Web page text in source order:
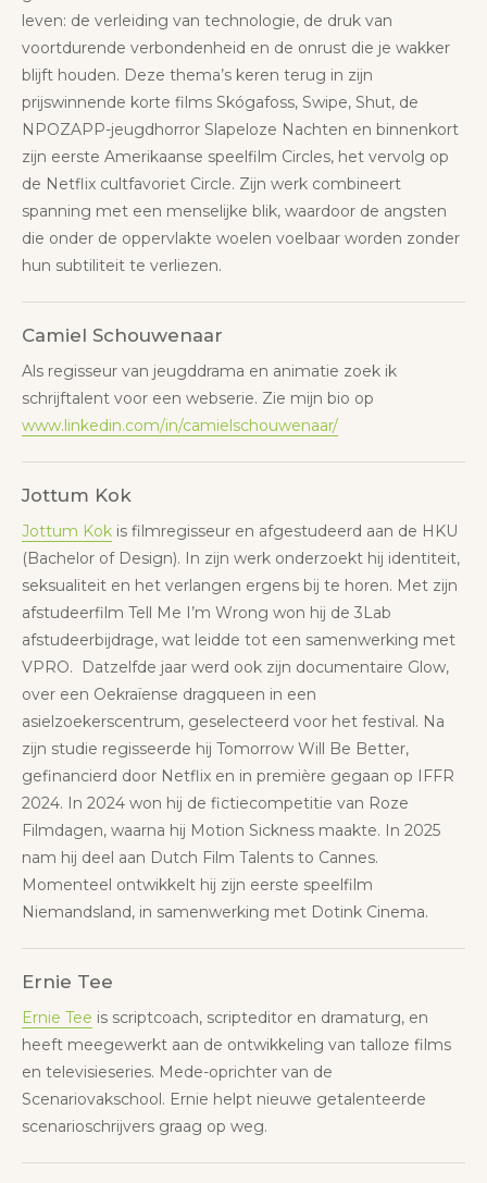
leven: de verleiding van technologie, de druk van
voortdurende verbondenheid en de onrust die je wakker
blijft houden. Deze thema’s keren terug in zijn
prijswinnende korte films Skógafoss, Swipe, Shut, de
NPOZAPP-jeugdhorror Slapeloze Nachten en binnenkort
zijn eerste Amerikaanse speelfilm Circles, het vervolg op
de Netflix cultfavoriet Circle. Zijn werk combineert
spanning met een menselijke blik, waardoor de angsten
die onder de oppervlakte woelen voelbaar worden zonder
hun subtiliteit te verliezen.
Camiel Schouwenaar
Als regisseur van jeugddrama en animatie zoek ik
schrijftalent voor een webserie. Zie mijn bio op
www.linkedin.com/in/camielschouwenaar/
Jottum Kok
Jottum Kok is filmregisseur en afgestudeerd aan de HKU
(Bachelor of Design). In zijn werk onderzoekt hij identiteit,
seksualiteit en het verlangen ergens bij te horen. Met zijn
afstudeerfilm Tell Me I’m Wrong won hij de 3Lab
afstudeerbijdrage, wat leidde tot een samenwerking met
VPRO. Datzelfde jaar werd ook zijn documentaire Glow,
over een Oekraïense dragqueen in een
asielzoekerscentrum, geselecteerd voor het festival. Na
zijn studie regisseerde hij Tomorrow Will Be Better,
gefinancierd door Netflix en in première gegaan op IFFR
2024. In 2024 won hij de fictiecompetitie van Roze
Filmdagen, waarna hij Motion Sickness maakte. In 2025
nam hij deel aan Dutch Film Talents to Cannes.
Momenteel ontwikkelt hij zijn eerste speelfilm
Niemandsland, in samenwerking met Dotink Cinema.
Ernie Tee
Ernie Tee is scriptcoach, scripteditor en dramaturg, en
heeft meegewerkt aan de ontwikkeling van talloze films
en televisieseries. Mede-oprichter van de
Scenariovakschool. Ernie helpt nieuwe getalenteerde
scenarioschrijvers graag op weg.